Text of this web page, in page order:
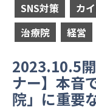
SNS対策
カ
治療院
経営
2023.10.5
ナー】本音
院」に重要